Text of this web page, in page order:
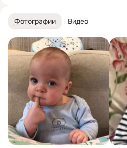
Фотографии Видео